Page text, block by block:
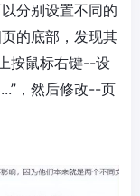
分别设置不同的
的底部，发现其
按鼠标右键--设
，然后修改--页